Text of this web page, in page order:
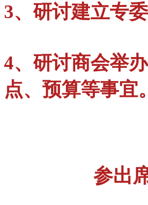
3、研讨建立专
4、研讨商会举
点、预算等事宜。
参出